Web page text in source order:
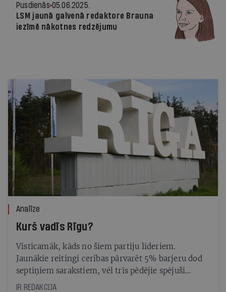
Pusdienās 05.06.2025.
LSM jaunā galvenā redaktore Brauna
iezīmē nākotnes redzējumu
Analīze
Kurš vadīs Rīgu?
Visticamāk, kāds no šiem partiju līderiem.
Jaunākie reitingi cerības pārvarēt 5% barjeru dod
septiņiem sarakstiem, vēl trīs pēdējie spējuši
savākt vismaz 2% balsu. Ir piedāvā īsu pārskatu par
IR REDAKCIJA